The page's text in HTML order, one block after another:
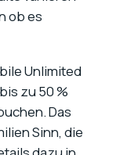
ob es
Unlimited
zu 50 %
Das
Sinn, die